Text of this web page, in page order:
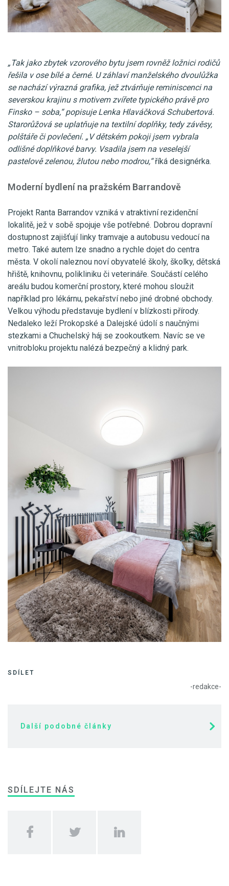
„Tak jako zbytek vzorového bytu jsem rovněž ložnici rodičů
řešila v ose bílé a černé. U záhlaví manželského dvoulůžka
se nachází výrazná grafika, jež ztvárňuje reminiscenci na
severskou krajinu s motivem zvířete typického právě pro
Finsko – soba,“ popisuje Lenka Hlaváčková Schubertová.
Starorůžová se uplatňuje na textilní doplňky, tedy závěsy,
polštáře či povlečení. „V dětském pokoji jsem vybrala
odlišné doplňkové barvy. Vsadila jsem na veselejší
pastelově zelenou, žlutou nebo modrou,“říká designérka.
Moderní bydlení na pražském Barrandově
Projekt Ranta Barrandov vzniká v atraktivní rezidenční
lokalitě, jež v sobě spojuje vše potřebné. Dobrou dopravní
dostupnost zajišťují linky tramvaje a autobusu vedoucí na
metro. Také autem lze snadno a rychle dojet do centra
města. V okolí naleznou noví obyvatelé školy, školky, dětská
hřiště, knihovnu, polikliniku či veterináře. Součástí celého
areálu budou komerční prostory, které mohou sloužit
například pro lékárnu, pekařství nebo jiné drobné obchody.
Velkou výhodu představuje bydlení v blízkosti přírody.
Nedaleko leží Prokopské a Dalejské údolí s naučnými
stezkami a Chuchelský háj se zookoutkem. Navíc se ve
vnitrobloku projektu nalézá bezpečný a klidný park.
-redakce-
SDÍLET
Další podobné články
SDÍLEJTE NÁS